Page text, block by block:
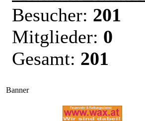
Besucher: 201
Mitglieder: 0
Gesamt: 201
Banner